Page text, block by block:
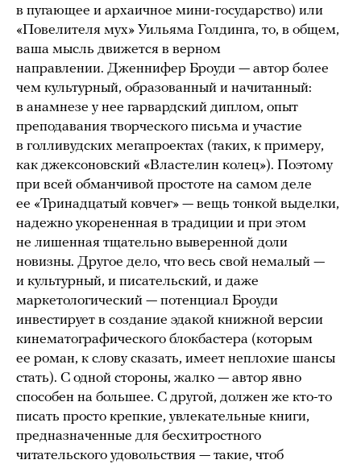
в пугающее и архаичное мини-государство) или
«Повелителя мух» Уильяма Голдинга, то, в общем,
ваша мысль движется в верном
направлении. Дженнифер Броуди — автор более
чем культурный, образованный и начитанный:
в анамнезе у нее гарвардский диплом, опыт
преподавания творческого письма и участие
в голливудских мегапроектах (таких, к примеру,
как джексоновский «Властелин колец»). Поэтому
при всей обманчивой простоте на самом деле
ее «Тринадцатый ковчег» — вещь тонкой выделки,
надежно укорененная в традиции и при этом
не лишенная тщательно выверенной доли
новизны. Другое дело, что весь свой немалый —
и культурный, и писательский, и даже
маркетологический — потенциал Броуди
инвестирует в создание эдакой книжной версии
кинематографического блокбастера (которым
ее роман, к слову сказать, имеет неплохие шансы
стать). С одной стороны, жалко — автор явно
способен на большее. С другой, должен же кто-то
писать просто крепкие, увлекательные книги,
предназначенные для бесхитростного
читательского удовольствия — такие, чтоб